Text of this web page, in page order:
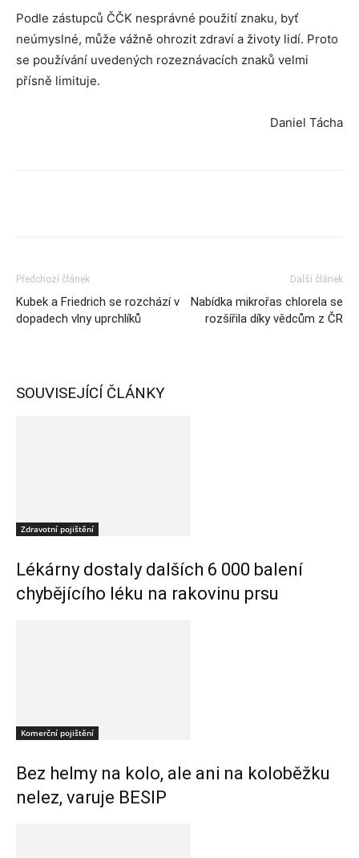
Podle zástupců ČČK nesprávné použití znaku, byť
neúmyslné, může vážně ohrozit zdraví a životy lidí. Proto
se používání uvedených rozeznávacích znaků velmi
přísně limituje.
Daniel Tácha
Předchozí článek
Kubek a Friedrich se rozchází v
dopadech vlny uprchlíků
Další článek
Nabídka mikrořas chlorela se
rozšířila díky vědcům z ČR
SOUVISEJÍCÍ ČLÁNKY
Zdravotní pojištění
Lékárny dostaly dalších 6 000 balení
chybějícího léku na rakovinu prsu
Komerční pojištění
Bez helmy na kolo, ale ani na koloběžku
nelez, varuje BESIP